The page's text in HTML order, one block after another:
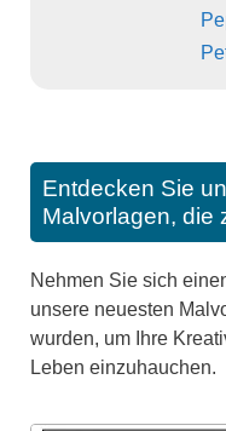
Entdecken Sie
Malvorlagen, die
Nehmen Sie sich
unsere neuesten
wurden, um Ihre
Leben einzuhauchen.